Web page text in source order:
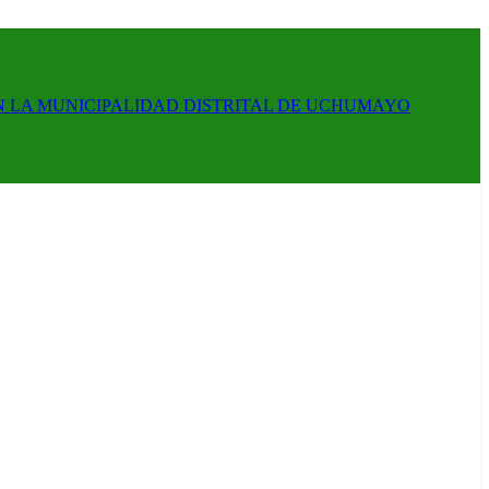
LA MUNICIPALIDAD DISTRITAL DE UCHUMAYO